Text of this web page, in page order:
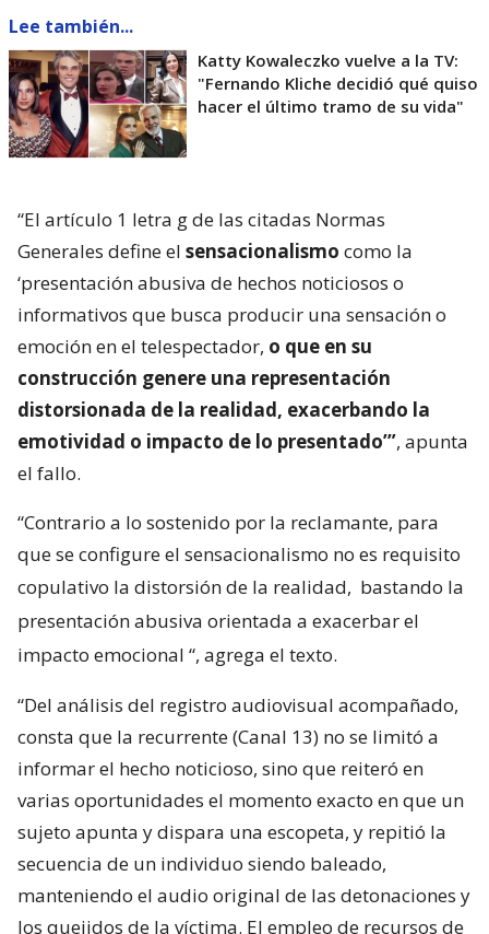
Lee también...
Katty Kowaleczko vuelve a la TV:
"Fernando Kliche decidió qué quiso
hacer el último tramo de su vida"
“El artículo 1 letra g de las citadas Normas
Generales define el sensacionalismo como la
‘presentación abusiva de hechos noticiosos o
informativos que busca producir una sensación o
emoción en el telespectador, o que en su
construcción genere una representación
distorsionada de la realidad, exacerbando la
emotividad o impacto de lo presentado’”, apunta
el fallo.
“Contrario a lo sostenido por la reclamante, para
que se configure el sensacionalismo no es requisito
copulativo la distorsión de la realidad, bastando la
presentación abusiva orientada a exacerbar el
impacto emocional “, agrega el texto.
“Del análisis del registro audiovisual acompañado,
consta que la recurrente (Canal 13) no se limitó a
informar el hecho noticioso, sino que reiteró en
varias oportunidades el momento exacto en que un
sujeto apunta y dispara una escopeta, y repitió la
secuencia de un individuo siendo baleado,
manteniendo el audio original de las detonaciones y
los quejidos de la víctima. El empleo de recursos de